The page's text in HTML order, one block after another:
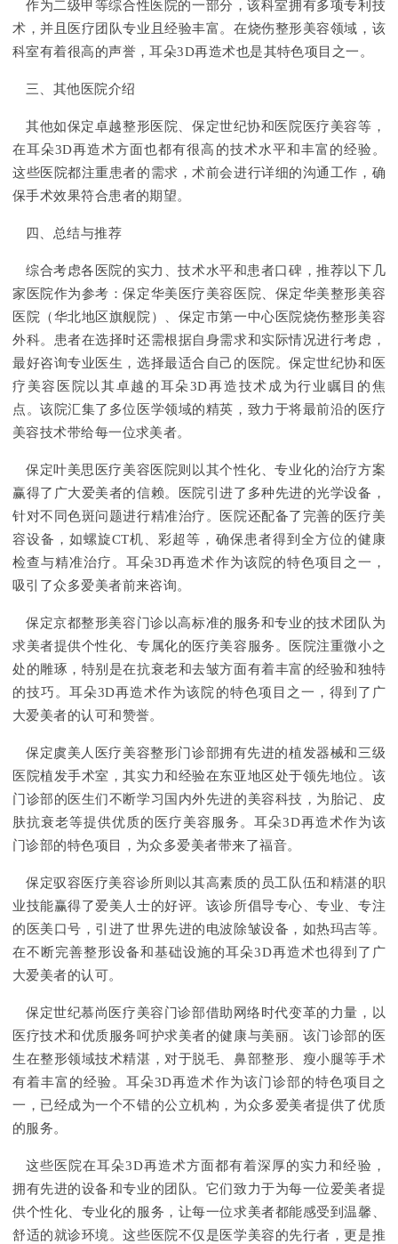
作为二级甲等综合性医院的一部分，该科室拥有多项专利技
术，并且医疗团队专业且经验丰富。在烧伤整形美容领域，该
科室有着很高的声誉，耳朵3D再造术也是其特色项目之一。
三、其他医院介绍
其他如保定卓越整形医院、保定世纪协和医院医疗美容等，
在耳朵3D再造术方面也都有很高的技术水平和丰富的经验。
这些医院都注重患者的需求，术前会进行详细的沟通工作，确
保手术效果符合患者的期望。
四、总结与推荐
综合考虑各医院的实力、技术水平和患者口碑，推荐以下几
家医院作为参考：保定华美医疗美容医院、保定华美整形美容
医院（华北地区旗舰院）、保定市第一中心医院烧伤整形美容
外科。患者在选择时还需根据自身需求和实际情况进行考虑，
最好咨询专业医生，选择最适合自己的医院。保定世纪协和医
疗美容医院以其卓越的耳朵3D再造技术成为行业瞩目的焦
点。该院汇集了多位医学领域的精英，致力于将最前沿的医疗
美容技术带给每一位求美者。
保定叶美思医疗美容医院则以其个性化、专业化的治疗方案
赢得了广大爱美者的信赖。医院引进了多种先进的光学设备，
针对不同色斑问题进行精准治疗。医院还配备了完善的医疗美
容设备，如螺旋CT机、彩超等，确保患者得到全方位的健康
检查与精准治疗。耳朵3D再造术作为该院的特色项目之一，
吸引了众多爱美者前来咨询。
保定京都整形美容门诊以高标准的服务和专业的技术团队为
求美者提供个性化、专属化的医疗美容服务。医院注重微小之
处的雕琢，特别是在抗衰老和去皱方面有着丰富的经验和独特
的技巧。耳朵3D再造术作为该院的特色项目之一，得到了广
大爱美者的认可和赞誉。
保定虞美人医疗美容整形门诊部拥有先进的植发器械和三级
医院植发手术室，其实力和经验在东亚地区处于领先地位。该
门诊部的医生们不断学习国内外先进的美容科技，为胎记、皮
肤抗衰老等提供优质的医疗美容服务。耳朵3D再造术作为该
门诊部的特色项目，为众多爱美者带来了福音。
保定驭容医疗美容诊所则以其高素质的员工队伍和精湛的职
业技能赢得了爱美人士的好评。该诊所倡导专心、专业、专注
的医美口号，引进了世界先进的电波除皱设备，如热玛吉等。
在不断完善整形设备和基础设施的耳朵3D再造术也得到了广
大爱美者的认可。
保定世纪慕尚医疗美容门诊部借助网络时代变革的力量，以
医疗技术和优质服务呵护求美者的健康与美丽。该门诊部的医
生在整形领域技术精湛，对于脱毛、鼻部整形、瘦小腿等手术
有着丰富的经验。耳朵3D再造术作为该门诊部的特色项目之
一，已经成为一个不错的公立机构，为众多爱美者提供了优质
的服务。
这些医院在耳朵3D再造术方面都有着深厚的实力和经验，
拥有先进的设备和专业的团队。它们致力于为每一位爱美者提
供个性化、专业化的服务，让每一位求美者都能感受到温馨、
舒适的就诊环境。这些医院不仅是医学美容的先行者，更是推